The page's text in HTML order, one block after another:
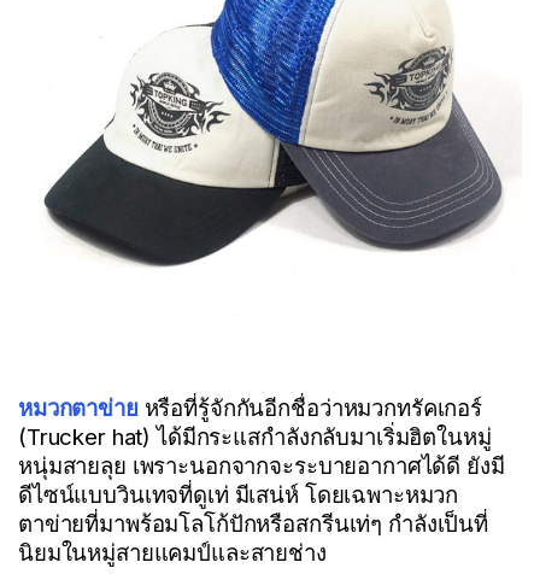
หมวกตาข่าย หรือที่รู้จักกันอีกชื่อว่าหมวกทรัคเกอร์
(Trucker hat) ได้มีกระแสกำลังกลับมาเริ่มฮิตในหมู่
หนุ่มสายลุย เพราะนอกจากจะระบายอากาศได้ดี ยังมี
ดีไซน์แบบวินเทจที่ดูเท่ มีเสน่ห์ โดยเฉพาะหมวก
ตาข่ายที่มาพร้อมโลโก้ปักหรือสกรีนเท่ๆ กำลังเป็นที่
นิยมในหมู่สายแคมป์และสายช่าง